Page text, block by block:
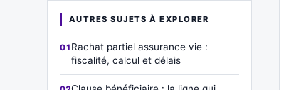
AUTRES SUJETS À EXPLORER
Rachat partiel assurance vie :
fiscalité, calcul et délais